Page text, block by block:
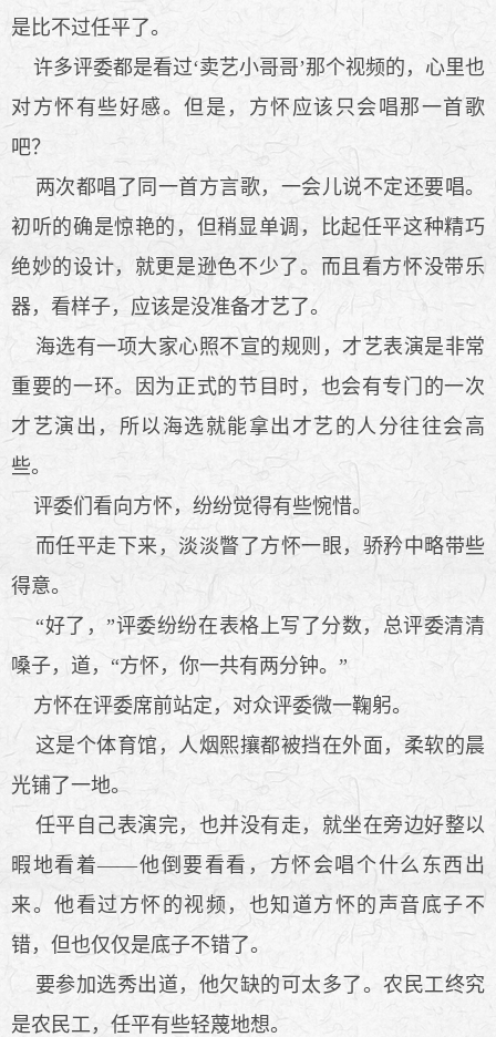
是比不过任平了。
许多评委都是看过‘卖艺小哥哥’那个视频的，心里也
对方怀有些好感。但是，方怀应该只会唱那一首歌
吧？
两次都唱了同一首方言歌，一会儿说不定还要唱。
初听的确是惊艳的，但稍显单调，比起任平这种精巧
绝妙的设计，就更是逊色不少了。而且看方怀没带乐
器，看样子，应该是没准备才艺了。
海选有一项大家心照不宣的规则，才艺表演是非常
重要的一环。因为正式的节目时，也会有专门的一次
才艺演出，所以海选就能拿出才艺的人分往往会高
些。
评委们看向方怀，纷纷觉得有些惋惜。
而任平走下来，淡淡瞥了方怀一眼，骄矜中略带些
得意。
“好了，”评委纷纷在表格上写了分数，总评委清清
嗓子，道，“方怀，你一共有两分钟。”
方怀在评委席前站定，对众评委微一鞠躬。
这是个体育馆，人烟熙攘都被挡在外面，柔软的晨
光铺了一地。
任平自己表演完，也并没有走，就坐在旁边好整以
暇地看着——他倒要看看，方怀会唱个什么东西出
来。他看过方怀的视频，也知道方怀的声音底子不
错，但也仅仅是底子不错了。
要参加选秀出道，他欠缺的可太多了。农民工终究
是农民工，任平有些轻蔑地想。